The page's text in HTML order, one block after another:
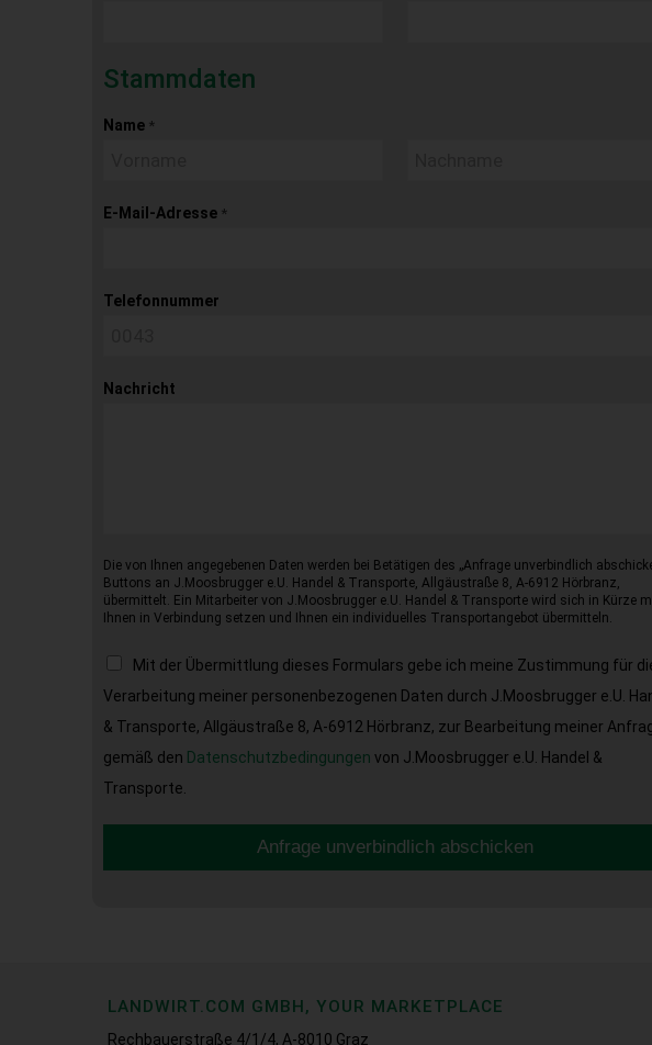
Stammdaten
Name *
E-Mail-Adresse *
Telefonnummer
Nachricht
Die von Ihnen angegebenen Daten werden bei Betätigen des „Anfrage unverbindlich
Buttons an J.Moosbrugger e.U. Handel & Transporte, Allgäustraße 8, A-6912 Hörbranz,
übermittelt. Ein Mitarbeiter von J.Moosbrugger e.U. Handel & Transporte wird sich in Kürze
Ihnen in Verbindung setzen und Ihnen ein individuelles Transportangebot übermitteln.
Mit der Übermittlung dieses Formulars gebe ich meine Zustimmung für
Verarbeitung meiner personenbezogenen Daten durch J.Moosbrugger e.U.
& Transporte, Allgäustraße 8, A-6912 Hörbranz, zur Bearbeitung meiner
gemäß den Datenschutzbedingungen von J.Moosbrugger e.U. Handel &
Transporte.
Anfrage unverbindlich abschicken
LANDWIRT.COM GMBH, YOUR MARKETPLACE
Rechbauerstraße 4/1/4, A-8010 Graz